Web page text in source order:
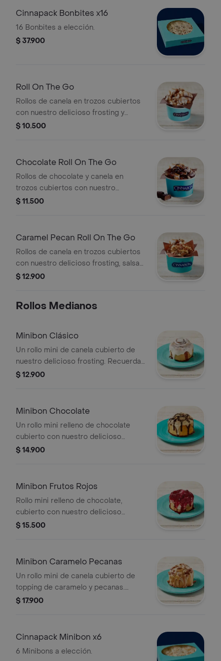
Cinnapack Bonbites x16
16 Bonbites a elección.
$ 37.900
Roll On The Go
Rollos de canela en trozos cubiertos
con nuestro delicioso frosting y
topping de caramelo. Recuerda
$ 10.500
Chocolate Roll On The Go
Rollos de chocolate y canela en
trozos cubiertos con nuestro
delicioso frosting y salsa de
$ 11.500
Caramel Pecan Roll On The Go
Rollos de canela en trozos cubiertos
con nuestro delicioso frosting, salsa
de caramelo y pecanas.
$ 12.900
Rollos Medianos
Minibon Clásico
Un rollo mini de canela cubierto de
nuestro delicioso frosting. Recuerda
calentar en microondas 20s.
$ 12.900
Minibon Chocolate
Un rollo mini relleno de chocolate
cubierto con nuestro delicioso
frosting y salsa de chocolate.
$ 14.900
Minibon Frutos Rojos
Rollo mini relleno de chocolate,
cubierto con nuestro delicioso
frosting y salsa de frutos rojos (la
$ 15.500
Minibon Caramelo Pecanas
Un rollo mini de canela cubierto de
topping de caramelo y pecanas.
Recuerda calentar en microondas 20
$ 17.900
Cinnapack Minibon x6
6 Minibons a elección.